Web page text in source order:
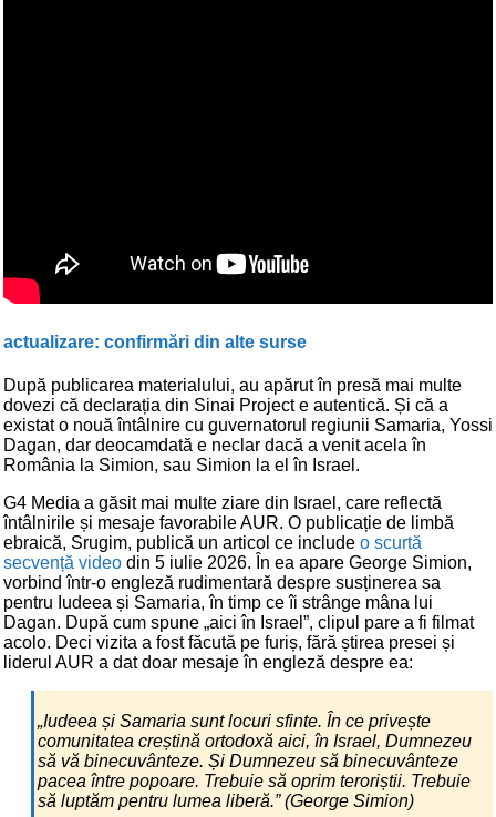
actualizare: confirmări din alte surse
După publicarea materialului, au apărut în presă mai multe
dovezi că declarația din Sinai Project e autentică. Și că a
existat o nouă întâlnire cu guvernatorul regiunii Samaria, Yossi
Dagan, dar deocamdată e neclar dacă a venit acela în
România la Simion, sau Simion la el în Israel.
G4 Media a găsit mai multe ziare din Israel, care reflectă
întâlnirile și mesaje favorabile AUR. O publicație de limbă
ebraică, Srugim, publică un articol ce include o scurtă
secvență video din 5 iulie 2026. În ea apare George Simion,
vorbind într-o engleză rudimentară despre susținerea sa
pentru Iudeea și Samaria, în timp ce îi strânge mâna lui
Dagan. După cum spune „aici în Israel”, clipul pare a fi filmat
acolo. Deci vizita a fost făcută pe furiș, fără știrea presei și
liderul AUR a dat doar mesaje în engleză despre ea:
„Iudeea și Samaria sunt locuri sfinte. În ce privește
comunitatea creștină ortodoxă aici, în Israel, Dumnezeu
să vă binecuvânteze. Și Dumnezeu să binecuvânteze
pacea între popoare. Trebuie să oprim teroriștii. Trebuie
să luptăm pentru lumea liberă.” (George Simion)